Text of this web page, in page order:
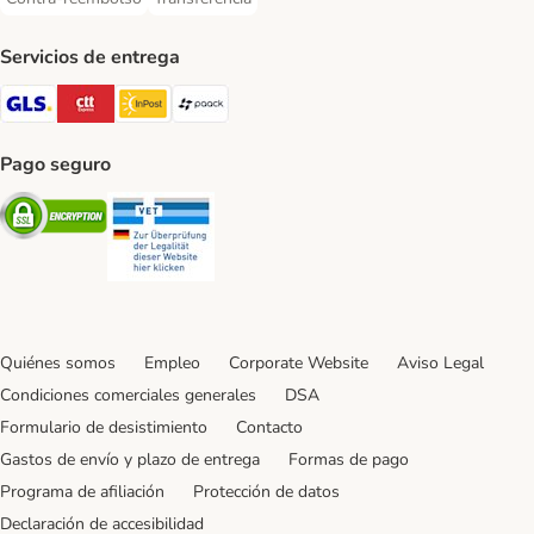
Contra-reembolso Payment MethodTransferencia Payment Method
Servicios de entrega
GLS Shipping Method
CTTExpress Shipping Method
InPost Shipping Method
paack Shipping Method
Pago seguro
Security
Quiénes somos Empleo Corporate Website
Aviso Legal
Condiciones comerciales generales
DSA
Formulario de desistimiento
Contacto
Gastos de envío y plazo de entrega
Formas de pago
Programa de afiliación
Protección de datos
Declaración de accesibilidad